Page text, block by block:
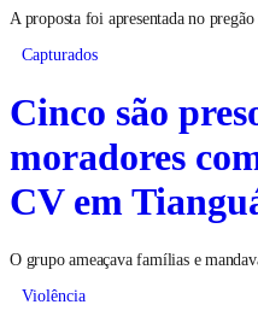
A proposta foi apresentada no
Capturados
Cinco são
moradores
CV em
O grupo ameaçava famílias e
Violência